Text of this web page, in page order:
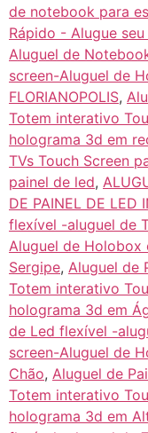
de notebook para
Rápido - Alugue
Aluguel de
screen-Aluguel de
FLORIANOPOLIS,
Totem interativo
holograma 3d em
TVs Touch Screen
painel de led,
DE PAINEL DE LED
flexível -aluguel de
Aluguel de Holobox
Sergipe, Aluguel de
Totem interativo
holograma 3d em
de Led flexível -
screen-Aluguel de
Chão, Aluguel de
Totem interativo
holograma 3d em